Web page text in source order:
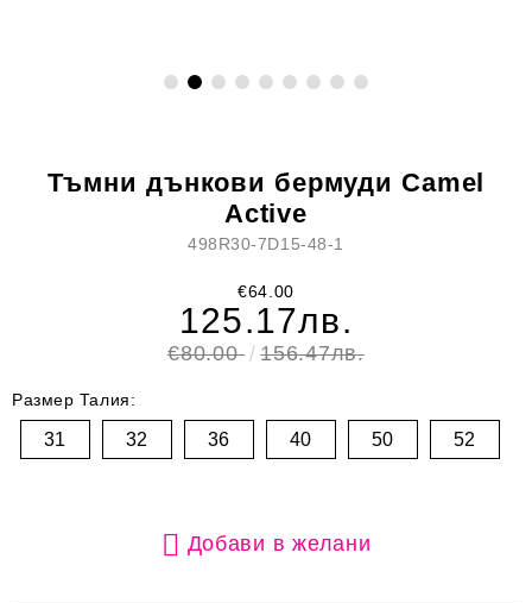
Тъмни дънкови бермуди Camel
Active
498R30-7D15-48-1
€64.00
125.17лв.
€80.00 156.47лв.
Размер Талия:
31 32 36 40 50 52
Добави в желани